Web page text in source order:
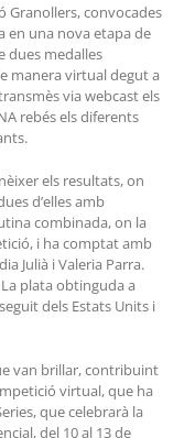
Granollers, convocades
en una nova etapa de
dues medalles
manera virtual degut a
via webcast els
rebés els diferents
els resultats, on
d’elles amb
combinada, on la
i ha comptat amb
Julià i Valeria Parra.
plata obtinguda a
dels Estats Units i
van brillar, contribuint
virtual, que ha
que celebrarà la
del 10 al 13 de